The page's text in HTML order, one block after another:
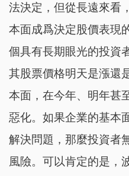
法決定，但從長遠來看
本面成爲決定股價表現
個具有長期眼光的投資
其股票價格明天是漲還
本面，在今年、明年甚
惡化。如果企業的基本
解決問題，那麼投資者
風險。可以肯定的是，